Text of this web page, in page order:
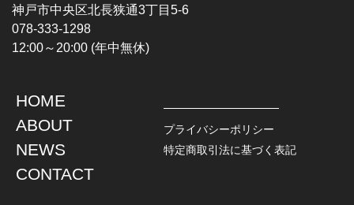
PROGLESSIVE ROCK
POPS
SOUL / R&B
CHAMPION
TOPS
L / S SHIRT
S / S SHIRT
HAWAIIAN SHIRT
JACKET
DENIM
LEATHER
神戸市中央区北長狭通3丁目5-6
078-333-1298
12:00～20:00 (年中無休)
HOME
ABOUT
NEWS
CONTACT
プライバシーポリシー
特定商取引法に基づく表記